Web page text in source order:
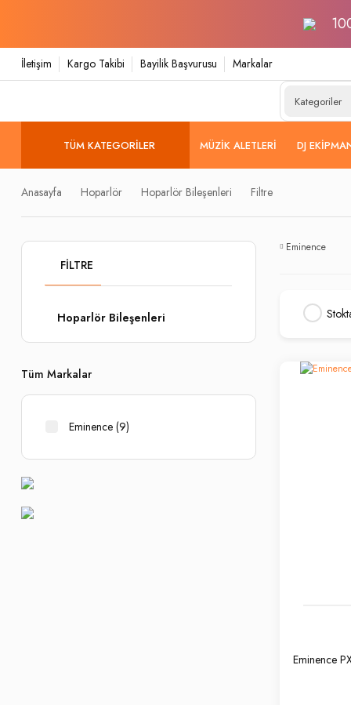
İletişim Kargo Takibi Bayilik Başvurusu Markalar
TÜM KATEGORILER MÜZIK ALETLERI DJ
Anasayfa Hoparlör Hoparlör Bileşenleri Filtre
FILTRE
Hoparlör Bileşenleri
Tüm Markalar
Eminence (9)
Eminence
Eminence